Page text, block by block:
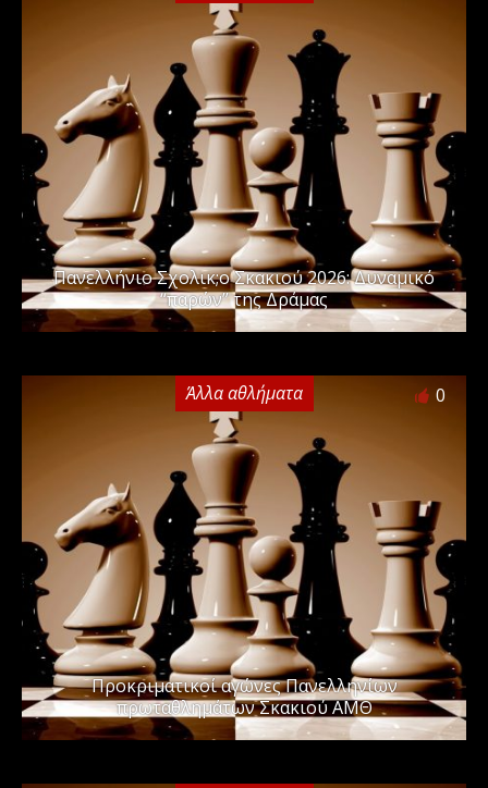
Πανελλήνιo Σχολικ;o Σκακιού 2026: Δυναμικό
“παρών” της Δράμας
Άλλα αθλήματα 0
Προκριματικοί αγώνες Πανελληνίων
πρωταθλημάτων Σκακιού ΑΜΘ